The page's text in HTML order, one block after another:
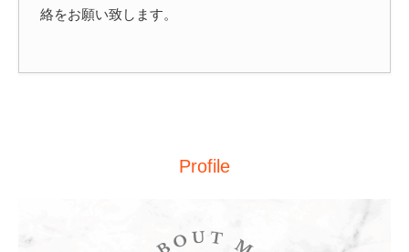
絡をお願い致します。
Profile